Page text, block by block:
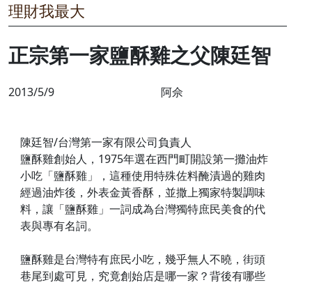
理財我最大
正宗第一家鹽酥雞之父陳廷智
2013/5/9 阿佘
陳廷智/台灣第一家有限公司負責人
鹽酥雞創始人，1975年選在西門町開設第一攤油炸
小吃「鹽酥雞」，這種使用特殊佐料醃漬過的雞肉
經過油炸後，外表金黃香酥，並撒上獨家特製調味
料，讓「鹽酥雞」一詞成為台灣獨特庶民美食的代
表與專有名詞。
鹽酥雞是台灣特有庶民小吃，幾乎無人不曉，街頭
巷尾到處可見，究竟創始店是哪一家？背後有哪些